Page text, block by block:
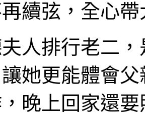
續弦，全心
排行老二，
她更能體會
晚上回家還